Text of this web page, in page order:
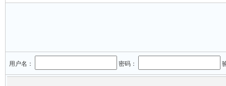
用户名： 密码：